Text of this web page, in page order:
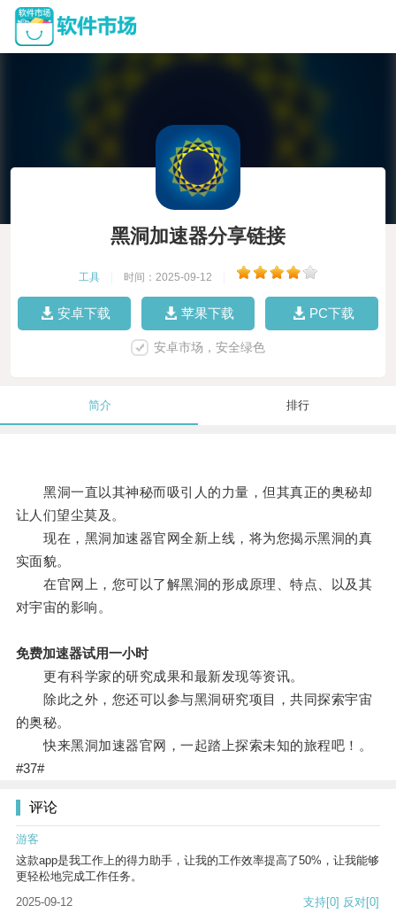
黑洞加速器分享链接
工具 时间：2025-09-12
安卓下载 苹果下载 PC下载
安卓市场，安全绿色
简介 排行
黑洞一直以其神秘而吸引人的力量，但其真正的奥秘却
让人们望尘莫及。
现在，黑洞加速器官网全新上线，将为您揭示黑洞的真
实面貌。
在官网上，您可以了解黑洞的形成原理、特点、以及其
对宇宙的影响。
免费加速器试用一小时
更有科学家的研究成果和最新发现等资讯。
除此之外，您还可以参与黑洞研究项目，共同探索宇宙
的奥秘。
快来黑洞加速器官网，一起踏上探索未知的旅程吧！。
#37#
评论
游客
这款app是我工作上的得力助手，让我的工作效率提高了50%，让我能够
更轻松地完成工作任务。
2025-09-12
支持[0] 反对[0]